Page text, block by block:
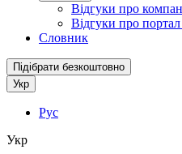
Відгуки про
Відгуки про
Словник
Підібрати безкоштовно
Укр
Рус
Укр